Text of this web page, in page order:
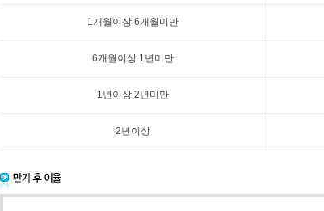
1개월이상 6개월미만
6개월이상 1년미만
1년이상 2년미만
2년이상